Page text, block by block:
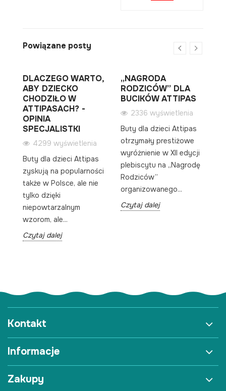
Powiązane posty
DLACZEGO WARTO,
ABY DZIECKO
CHODZIŁO W
ATTIPASACH? -
OPINIA
SPECJALISTKI
4299 wyświetlenia
Buty dla dzieci Attipas
zyskują na popularności
także w Polsce, ale nie
tylko dzięki
niepowtarzalnym
wzorom, ale...
Czytaj dalej
„NAGRODA
RODZICÓW” DLA
BUCIKÓW ATTIPAS
2336 wyświetlenia
Buty dla dzieci Attipas
otrzymały prestiżowe
wyróżnienie w XII edycji
plebiscytu na „Nagrodę
Rodziców”
organizowanego...
Czytaj dalej
Kontakt
Informacje
Zakupy